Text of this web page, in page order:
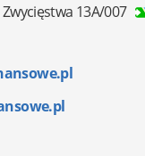
Zwycięstwa 13A/007